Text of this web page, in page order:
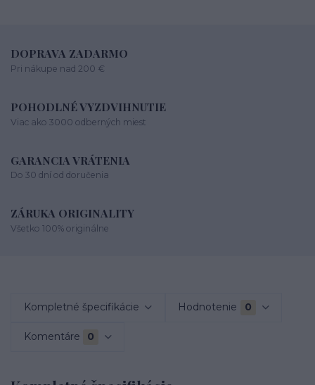
DOPRAVA ZADARMO
Pri nákupe nad 200 €
POHODLNÉ VYZDVIHNUTIE
Viac ako 3000 odberných miest
GARANCIA VRÁTENIA
Do 30 dní od doručenia
ZÁRUKA ORIGINALITY
Všetko 100% originálne
Kompletné špecifikácie Hodnotenie 0
Komentáre 0